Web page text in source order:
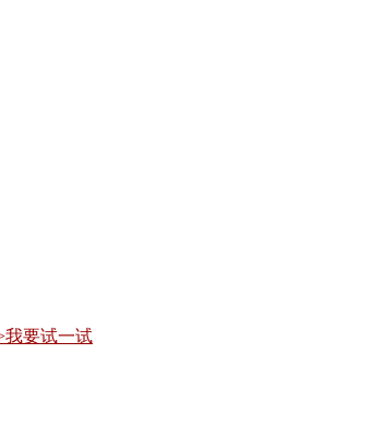
我要试一试